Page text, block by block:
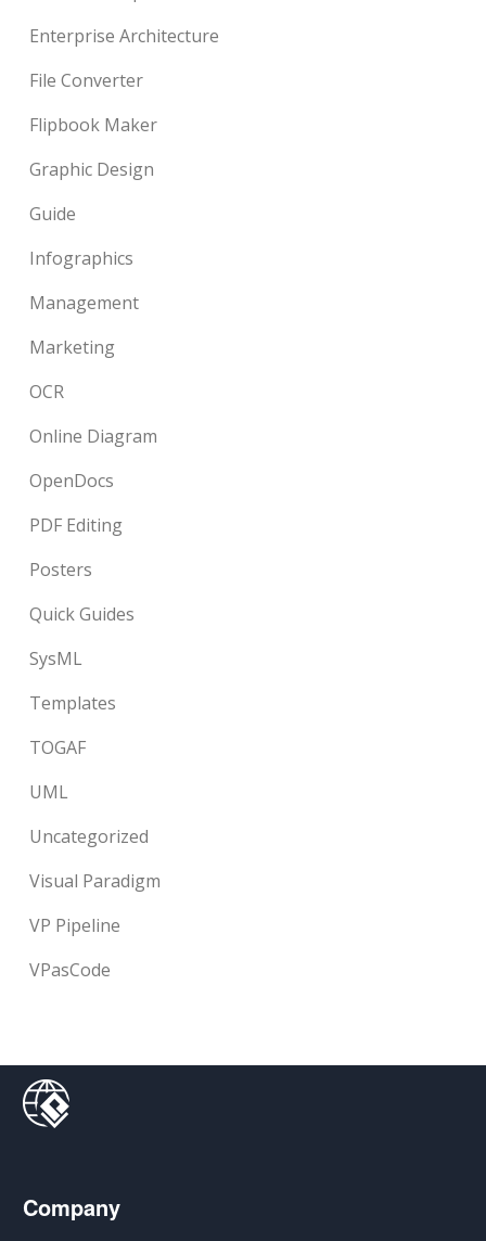
Enterprise Architecture
File Converter
Flipbook Maker
Graphic Design
Guide
Infographics
Management
Marketing
OCR
Online Diagram
OpenDocs
PDF Editing
Posters
Quick Guides
SysML
Templates
TOGAF
UML
Uncategorized
Visual Paradigm
VP Pipeline
VPasCode
Company